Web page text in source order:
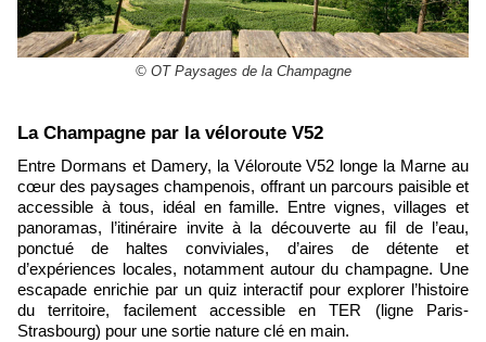
© OT Paysages de la Champagne
​La Champagne par la véloroute V52
Entre Dormans et Damery, la Véloroute V52 longe la Marne au
cœur des paysages champenois, offrant un parcours paisible et
accessible à tous, idéal en famille. Entre vignes, villages et
panoramas, l’itinéraire invite à la découverte au fil de l’eau,
ponctué de haltes conviviales, d’aires de détente et
d’expériences locales, notamment autour du champagne. Une
escapade enrichie par un quiz interactif pour explorer l’histoire
du territoire, facilement accessible en TER (ligne Paris-
Strasbourg) pour une sortie nature clé en main.